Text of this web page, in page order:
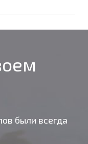
были всегда